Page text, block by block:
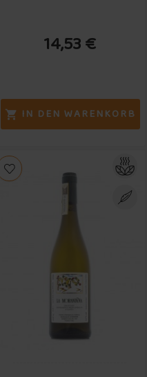
14,53 €
 IN DEN WARENKORB